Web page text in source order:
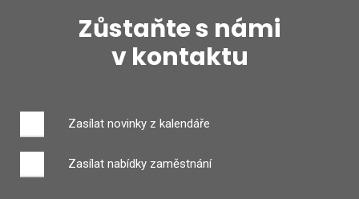
Zůstaňte s námi
v kontaktu
Zasílat novinky z kalendáře
Zasílat nabídky zaměstnání